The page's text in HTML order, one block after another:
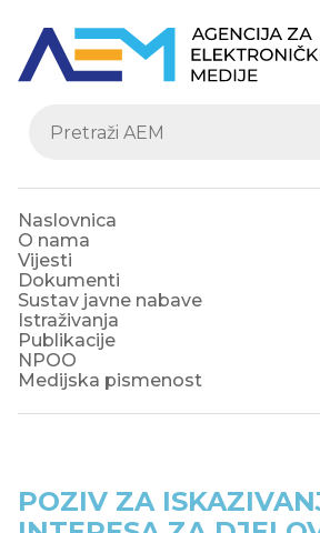
Naslovnica
O nama
Vijesti
Dokumenti
Sustav javne nabave
Istraživanja
Publikacije
NPOO
Medijska pismenost
POZIV ZA